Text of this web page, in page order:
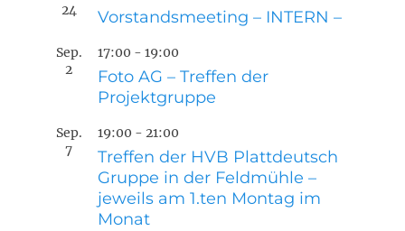
24
Vorstandsmeeting – INTERN –
Sep.
2
17:00 - 19:00
Foto AG – Treffen der
Projektgruppe
Sep.
7
19:00 - 21:00
Treffen der HVB Plattdeutsch
Gruppe in der Feldmühle –
jeweils am 1.ten Montag im
Monat